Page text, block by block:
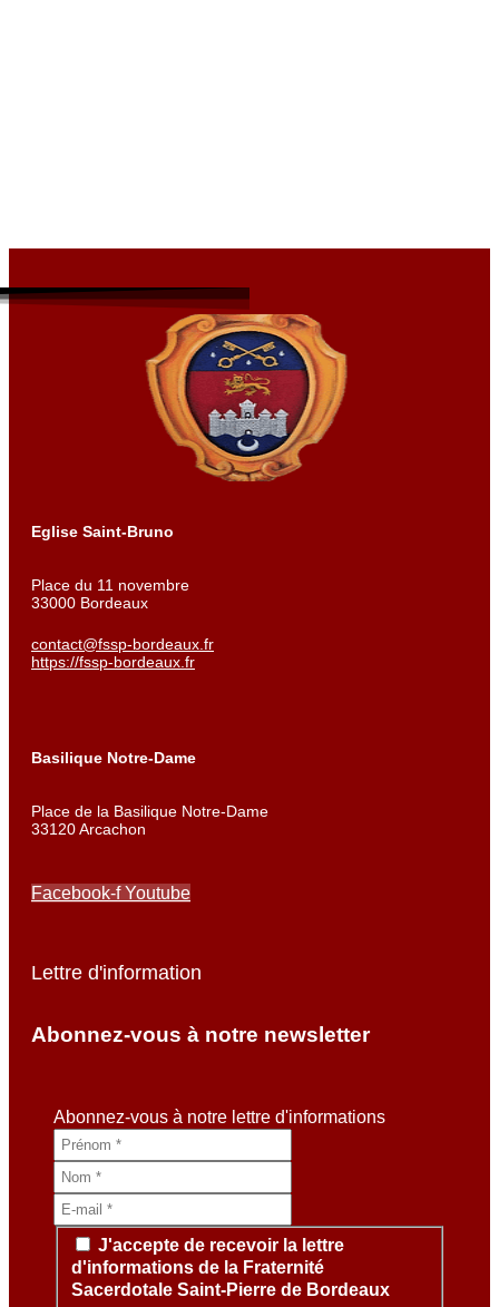
Eglise Saint-Bruno
Place du 11 novembre
33000 Bordeaux
contact@fssp-bordeaux.fr
https://fssp-bordeaux.fr
Basilique Notre-Dame
Place de la Basilique Notre-Dame
33120 Arcachon
Facebook-f Youtube
Lettre d'information
Abonnez-vous à notre newsletter
Abonnez-vous à notre lettre d'informations
J'accepte de recevoir la lettre
d'informations de la Fraternité
Sacerdotale Saint-Pierre de Bordeaux